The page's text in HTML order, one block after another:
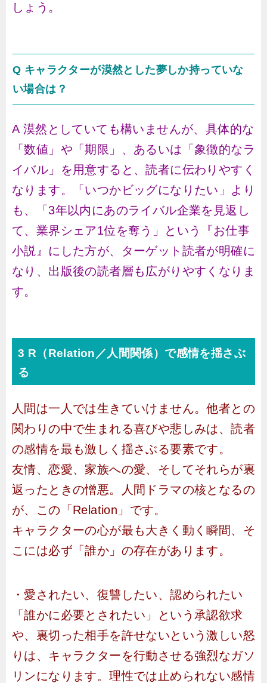
しょう。
Q キャラクターが漠然とした夢しか持っていな
い場合は？
A 漠然としていても構いませんが、具体的な
「数値」や「期限」、あるいは「象徴的なラ
イバル」を用意すると、読者に伝わりやすく
なります。「いつかビッグになりたい」より
も、「3年以内にあのライバル企業を見返し
て、業界シェア1位を奪う」という『お仕事
小説』にした方が、ターゲット読者が明確に
なり、出版後の読者層も広がりやすくなりま
す。
3 R（Relation／人間関係）で感情を揺さぶ
る
人間は一人では生きていけません。他者との
関わりの中で生まれる喜びや悲しみは、読者
の感情を最も激しく揺さぶる要素です。
友情、恋愛、家族への愛、そしてそれらが裏
返ったときの憎悪。人間ドラマの核となるの
が、この「Relation」です。
キャラクターの心が最も大きく動く瞬間、そ
こには必ず「誰か」の存在があります。
・愛されたい、復讐したい、認められたい
「誰かに必要とされたい」という承認欲求
や、裏切った相手を許せないという激しい怒
りは、キャラクターを行動させる強烈なガソ
リンになります。理性では止められない感情